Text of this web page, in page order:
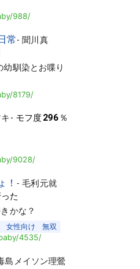
988/
常- 聞川真
馴染とお喋り
8179/
- モフ度296 ％
9028/
！ -毛利元就
た
かな？
女性向け
無双
4535/
島メイソン理鶯